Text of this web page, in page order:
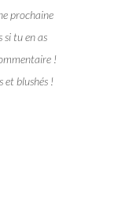
prochaine
si tu en as
!
et blushés !